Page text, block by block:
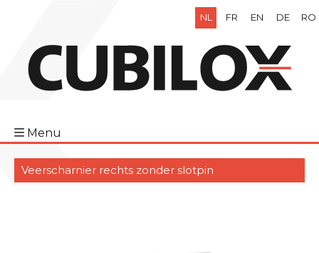
NL FR EN DE RO
Menu
Veerscharnier rechts zonder slotpin